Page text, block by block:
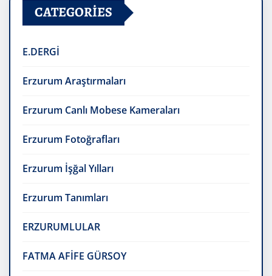
CATEGORIES
E.DERGİ
Erzurum Araştırmaları
Erzurum Canlı Mobese Kameraları
Erzurum Fotoğrafları
Erzurum İşğal Yılları
Erzurum Tanımları
ERZURUMLULAR
FATMA AFİFE GÜRSOY